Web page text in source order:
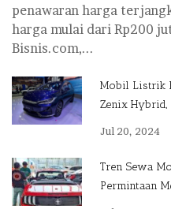
penawaran harga
harga mulai dari Rp200
Bisnis.com,...
Mobil Listrik
Zenix Hybrid,
Jul 20, 2024
Tren Sewa
Permintaan